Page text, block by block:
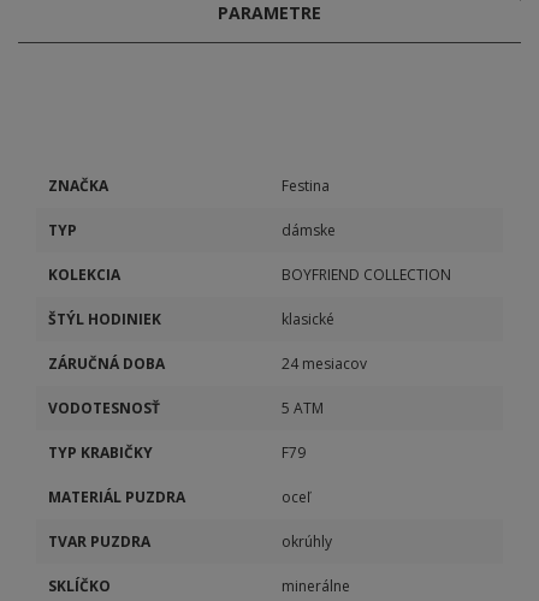
PARAMETRE
ZNAČKA Festina
TYP dámske
KOLEKCIA BOYFRIEND COLLECTION
ŠTÝL HODINIEK klasické
ZÁRUČNÁ DOBA 24 mesiacov
VODOTESNOSŤ 5 ATM
TYP KRABIČKY F79
MATERIÁL PUZDRA oceľ
TVAR PUZDRA okrúhly
SKLÍČKO minerálne